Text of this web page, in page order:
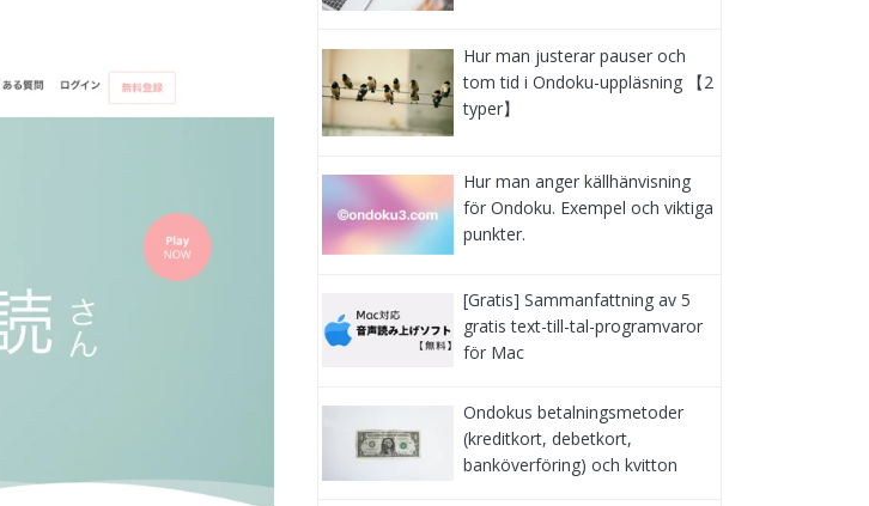
Hur man justerar pauser och
tom tid i Ondoku-uppläsning 【2
typer】
Hur man anger källhänvisning
för Ondoku. Exempel och viktiga
punkter.
[Gratis] Sammanfattning av 5
gratis text-till-tal-programvaror
för Mac
Ondokus betalningsmetoder
(kreditkort, debetkort,
banköverföring) och kvitton